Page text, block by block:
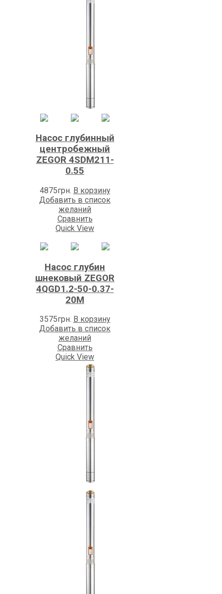
Насос глубинный
центробежный
ZEGOR 4SDM211-
0.55
4875грн. В корзину
Добавить в список
желаний
Сравнить
Quick View
Насос глубин
шнековый ZEGOR
4QGD1.2-50-0.37-
20M
3575грн. В корзину
Добавить в список
желаний
Сравнить
Quick View